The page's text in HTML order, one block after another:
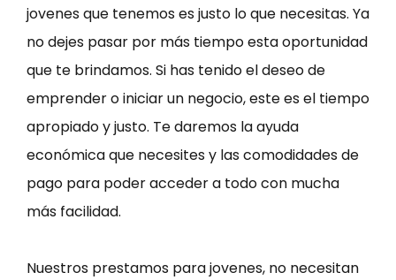
jovenes que tenemos es justo lo que necesitas. Ya
no dejes pasar por más tiempo esta oportunidad
que te brindamos. Si has tenido el deseo de
emprender o iniciar un negocio, este es el tiempo
apropiado y justo. Te daremos la ayuda
económica que necesites y las comodidades de
pago para poder acceder a todo con mucha
más facilidad.
Nuestros prestamos para jovenes, no necesitan